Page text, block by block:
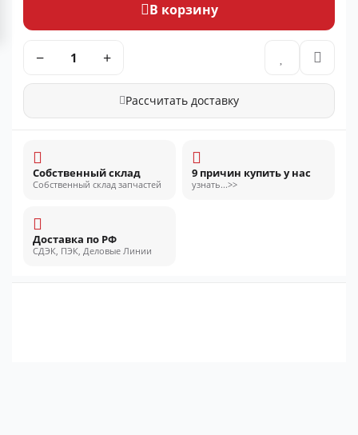
В корзину
− +
Рассчитать доставку
Собственный склад
Собственный склад запчастей
9 причин купить у нас
узнать...>>
Доставка по РФ
СДЭК, ПЭК, Деловые Линии